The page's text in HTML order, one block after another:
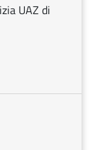
UAZ di